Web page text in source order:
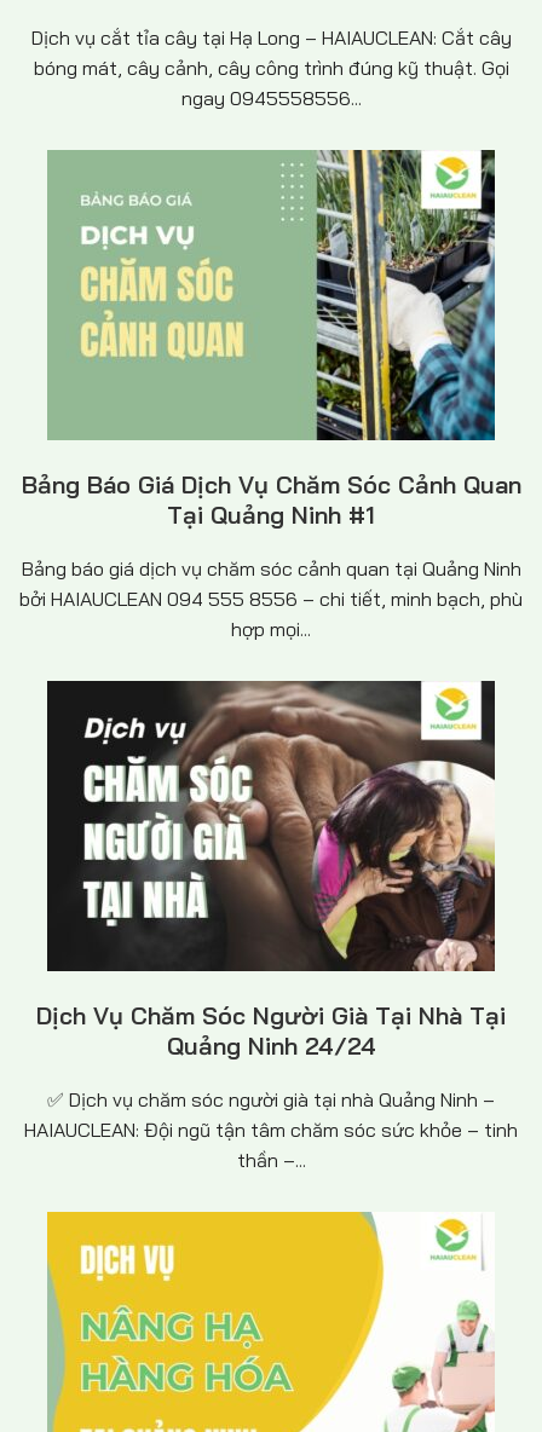
Dịch vụ cắt tỉa cây tại Hạ Long – HAIAUCLEAN: Cắt cây
bóng mát, cây cảnh, cây công trình đúng kỹ thuật. Gọi
ngay 0945558556...
Bảng Báo Giá Dịch Vụ Chăm Sóc Cảnh Quan
Tại Quảng Ninh #1
Bảng báo giá dịch vụ chăm sóc cảnh quan tại Quảng Ninh
bởi HAIAUCLEAN 094 555 8556 – chi tiết, minh bạch, phù
hợp mọi...
Dịch Vụ Chăm Sóc Người Già Tại Nhà Tại
Quảng Ninh 24/24
✅ Dịch vụ chăm sóc người già tại nhà Quảng Ninh –
HAIAUCLEAN: Đội ngũ tận tâm chăm sóc sức khỏe – tinh
thần –...